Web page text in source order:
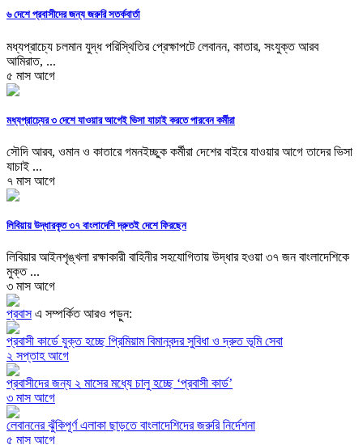
৬ দেশে প্রবাসীদের জন্য জরুরি সতর্কবার্তা
মধ্যপ্রাচ্যে চলমান যুদ্ধ পরিস্থিতির প্রেক্ষাপটে লেবানন, কাতার, সংযুক্ত আরব
আমিরাত, ...
৫ মাস আগে
মধ্যপ্রাচ্যের ৩ দেশে যাওয়ার আগেই ভিসা যাচাই করতে পারবেন কর্মীরা
সৌদি আরব, ওমান ও কাতারে গমনইচ্ছুক কর্মীরা দেশের বাইরে যাওয়ার আগে তাদের ভিসা
যাচাই ...
৭ মাস আগে
লিবিয়ায় উদ্ধারকৃত ৩৭ বাংলাদেশি দ্রুতই দেশে ফিরছেন
লিবিয়ার আইনশৃঙ্খলা রক্ষাকারী বাহিনীর সহযোগিতায় উদ্ধার হওয়া ৩৭ জন বাংলাদেশিকে
মুক্ত ...
৩ মাস আগে
প্রবাসএ সম্পর্কিত আরও পড়ুন:
প্রবাসী কার্ডে যুক্ত হচ্ছে প্রিমিয়াম বিমানবন্দর সুবিধা ও দ্রুত ভূমি সেবা
২ সপ্তাহ আগে
প্রবাসীদের জন্য ২ মাসের মধ্যে চালু হচ্ছে ‘প্রবাসী কার্ড’
৩ মাস আগে
লেবাননের ঝুঁকিপূর্ণ এলাকা ছাড়তে বাংলাদেশিদের জরুরি নির্দেশনা
৫ মাস আগে